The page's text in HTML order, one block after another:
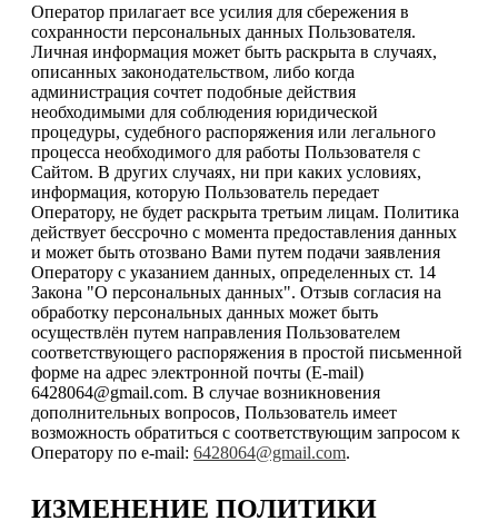
Оператор прилагает все усилия для сбережения в
сохранности персональных данных Пользователя.
Личная информация может быть раскрыта в случаях,
описанных законодательством, либо когда
администрация сочтет подобные действия
необходимыми для соблюдения юридической
процедуры, судебного распоряжения или легального
процесса необходимого для работы Пользователя с
Сайтом. В других случаях, ни при каких условиях,
информация, которую Пользователь передает
Оператору, не будет раскрыта третьим лицам. Политика
действует бессрочно с момента предоставления данных
и может быть отозвано Вами путем подачи заявления
Оператору с указанием данных, определенных ст. 14
Закона "О персональных данных". Отзыв согласия на
обработку персональных данных может быть
осуществлён путем направления Пользователем
соответствующего распоряжения в простой письменной
форме на адрес электронной почты (E-mail)
6428064@gmail.com. В случае возникновения
дополнительных вопросов, Пользователь имеет
возможность обратиться с соответствующим запросом к
Оператору по e-mail: 6428064@gmail.com.
ИЗМЕНЕНИЕ ПОЛИТИКИ